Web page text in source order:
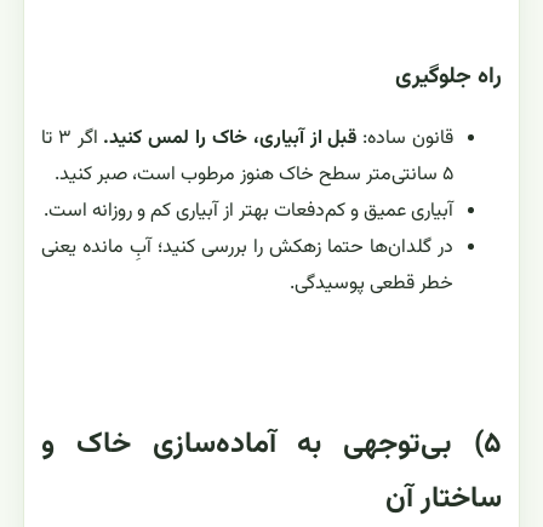
راه جلوگیری
قانون ساده: قبل از آبیاری، خاک را لمس کنید.
اگر ۳ تا
۵ سانتی‌متر سطح خاک هنوز مرطوب است، صبر کنید.
آبیاری عمیق و کم‌دفعات بهتر از آبیاری کم و روزانه است.
در گلدان‌ها حتما زهکش را بررسی کنید؛ آبِ مانده یعنی
خطر قطعی پوسیدگی.
۵) بی‌توجهی به آماده‌سازی خاک و
ساختار آن